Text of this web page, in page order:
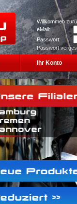
Willkommen
eMail:
Passwort:
Passwort
Ihr Konto